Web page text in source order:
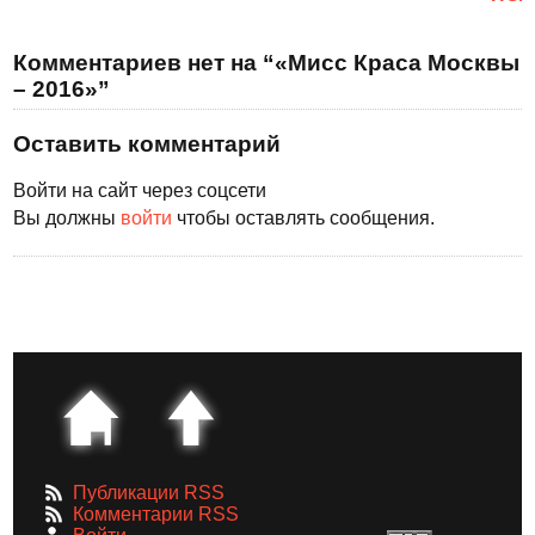
Комментариев нет на “«Мисс Краса Москвы
– 2016»”
Оставить комментарий
Войти на сайт через соцсети
Вы должны войти чтобы оставлять сообщения.
Публикации RSS
Комментарии RSS